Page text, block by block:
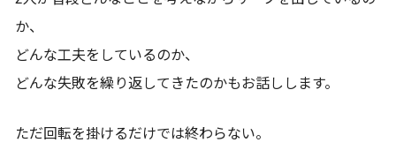
か、
どんな工夫をしているのか、
どんな失敗を繰り返してきたのかもお話しします。
ただ回転を掛けるだけでは終わらない。